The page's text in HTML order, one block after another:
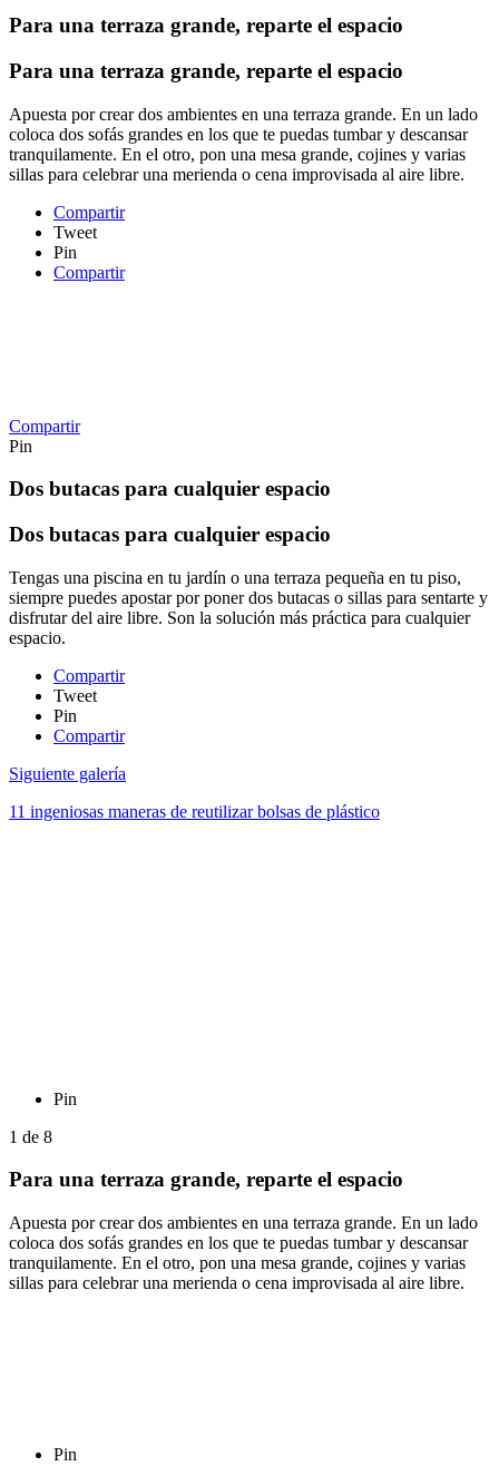
Para una terraza grande, reparte el espacio
Para una terraza grande, reparte el espacio
Apuesta por crear dos ambientes en una terraza grande. En un lado
coloca dos sofás grandes en los que te puedas tumbar y descansar
tranquilamente. En el otro, pon una mesa grande, cojines y varias
sillas para celebrar una merienda o cena improvisada al aire libre.
Compartir
Tweet
Pin
Compartir
Compartir
Pin
Dos butacas para cualquier espacio
Dos butacas para cualquier espacio
Tengas una piscina en tu jardín o una terraza pequeña en tu piso,
siempre puedes apostar por poner dos butacas o sillas para sentarte y
disfrutar del aire libre. Son la solución más práctica para cualquier
espacio.
Compartir
Tweet
Pin
Compartir
Siguiente galería
11 ingeniosas maneras de reutilizar bolsas de plástico
Pin
1 de 8
Para una terraza grande, reparte el espacio
Apuesta por crear dos ambientes en una terraza grande. En un lado
coloca dos sofás grandes en los que te puedas tumbar y descansar
tranquilamente. En el otro, pon una mesa grande, cojines y varias
sillas para celebrar una merienda o cena improvisada al aire libre.
Pin